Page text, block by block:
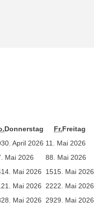
Donnerstag Fr.Freitag
30. April 2026 11. Mai 2026
Mai 2026 88. Mai 2026
14. Mai 2026 1515. Mai 2026
21. Mai 2026 2222. Mai 2026
28. Mai 2026 2929. Mai 2026